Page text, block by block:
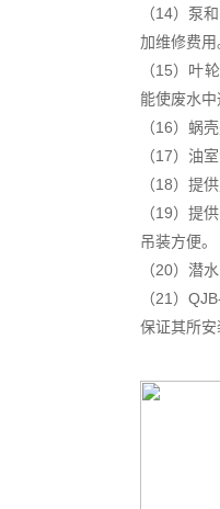
（14）泵
加维修费用
（15）叶
能使废水
（16）蜗
（17）油
（18）提
（19）提
吊装方便。
（20）潜
（21）
保证其所